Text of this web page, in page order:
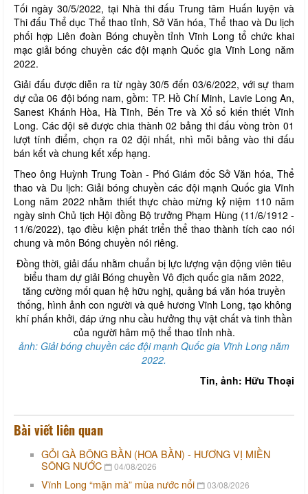
Tối ngày 30/5/2022, tại Nhà thi đấu Trung tâm Huấn luyện và
Thi đấu Thể dục Thể thao tỉnh, Sở Văn hóa, Thể thao và Du lịch
phối hợp Liên đoàn Bóng chuyền tỉnh Vĩnh Long tổ chức khai
mạc giải bóng chuyền các đội mạnh Quốc gia Vĩnh Long năm
2022.
Giải đấu được diễn ra từ ngày 30/5 đến 03/6/2022, với sự tham
dự của 06 đội bóng nam, gồm: TP. Hồ Chí Minh, Lavie Long An,
Sanest Khánh Hòa, Hà Tĩnh, Bến Tre và Xổ số kiến thiết Vĩnh
Long. Các đội sẽ được chia thành 02 bảng thi đấu vòng tròn 01
lượt tính điểm, chọn ra 02 đội nhất, nhì mỗi bảng vào thi đấu
bán kết và chung kết xếp hạng.
Theo ông Huỳnh Trung Toàn - Phó Giám đốc Sở Văn hóa, Thể
thao và Du lịch: Giải bóng chuyền các đội mạnh Quốc gia Vĩnh
Long năm 2022 nhằm thiết thực chào mừng kỷ niệm 110 năm
ngày sinh Chủ tịch Hội đồng Bộ trưởng Phạm Hùng (11/6/1912 -
11/6/2022), tạo điều kiện phát triển thể thao thành tích cao nói
chung và môn Bóng chuyền nói riêng.
Đồng thời, giải đấu nhằm chuẩn bị lực lượng vận động viên tiêu
biểu tham dự giải Bóng chuyền Vô địch quốc gia năm 2022,
tăng cường mối quan hệ hữu nghị, quảng bá văn hóa truyền
thống, hình ảnh con người và quê hương Vĩnh Long, tạo không
khí phấn khởi, đáp ứng nhu cầu hưởng thụ vật chất và tinh thần
của người hâm mộ thể thao tỉnh nhà.
ảnh: Giải bóng chuyền các đội mạnh Quốc gia Vĩnh Long năm
2022.
Tin, ảnh: Hữu Thoại
Bài viết liên quan
GỎI GÀ BÔNG BẦN (HOA BẦN) - HƯƠNG VỊ MIỀN
SÔNG NƯỚC
04/08/2026
Vĩnh Long “mặn mà” mùa nước nổi 03/08/2026